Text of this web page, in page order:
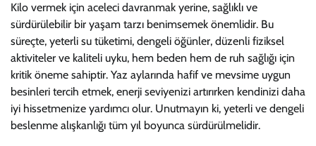
Kilo vermek için aceleci davranmak yerine, sağlıklı ve
sürdürülebilir bir yaşam tarzı benimsemek önemlidir. Bu
süreçte, yeterli su tüketimi, dengeli öğünler, düzenli fiziksel
aktiviteler ve kaliteli uyku, hem beden hem de ruh sağlığı için
kritik öneme sahiptir. Yaz aylarında hafif ve mevsime uygun
besinleri tercih etmek, enerji seviyenizi artırırken kendinizi daha
iyi hissetmenize yardımcı olur. Unutmayın ki, yeterli ve dengeli
beslenme alışkanlığı tüm yıl boyunca sürdürülmelidir.